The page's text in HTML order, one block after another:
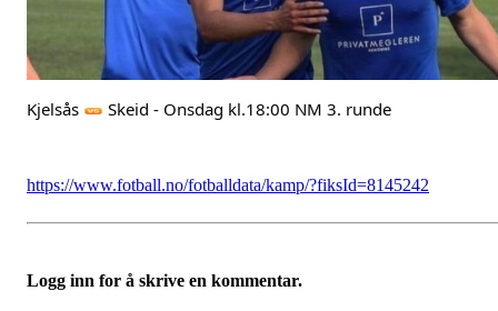
Kjelsås Skeid - Onsdag kl.18:00 NM 3. runde
https://www.fotball.no/fotballdata/kamp/?fiksId=8145242
Logg inn for å skrive en kommentar.